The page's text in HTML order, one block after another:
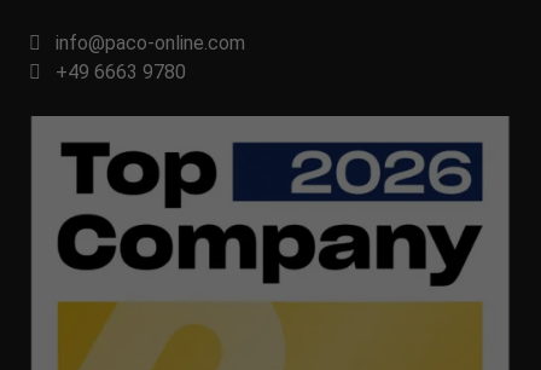
info@paco-online.com
+49 6663 9780